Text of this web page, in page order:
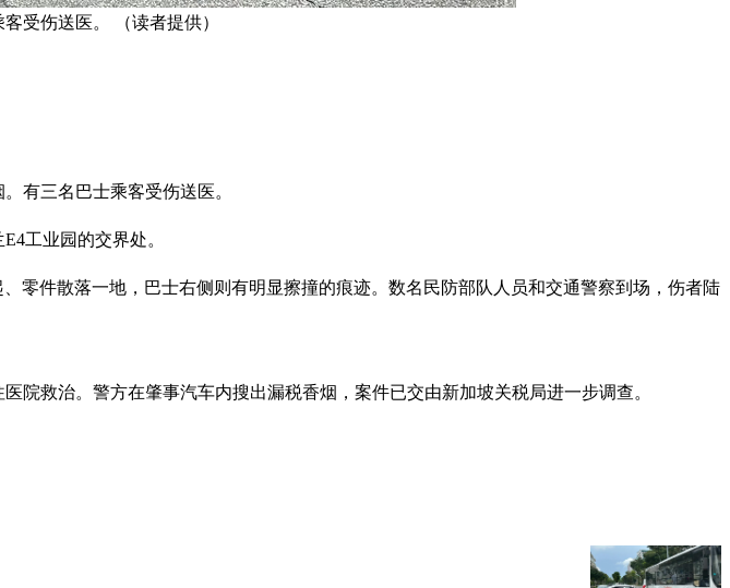
受伤送医。 （读者提供）
有三名巴士乘客受伤送医。
工业园的交界处。
零件散落一地，巴士右侧则有明显擦撞的痕迹。数名民防部队人员和交通警察到场，伤者陆
院救治。警方在肇事汽车内搜出漏税香烟，案件已交由新加坡关税局进一步调查。